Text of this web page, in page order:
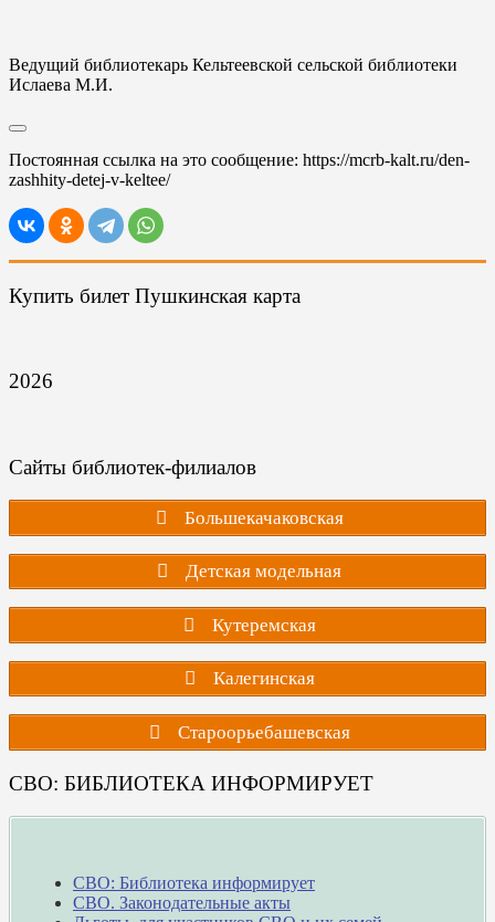
Ведущий библиотекарь Кельтеевской сельской библиотеки
Ислаева М.И.
Постоянная ссылка на это сообщение: https://mcrb-kalt.ru/den-
zashhity-detej-v-keltee/
Купить билет Пушкинская карта
2026
Сайты библиотек-филиалов
Большекачаковская
Детская модельная
Кутеремская
Калегинская
Староорьебашевская
СВО: БИБЛИОТЕКА ИНФОРМИРУЕТ
СВО: Библиотека информирует
СВО. Законодательные акты